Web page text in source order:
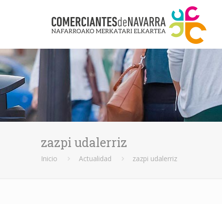
zazpi udalerriz
Inicio Actualidad zazpi udalerriz